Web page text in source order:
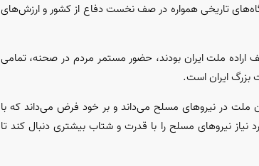
تاریخی همواره در صف نخست دفاع از کشور و ارزش‌های
ملت ایران بودند، حضور مستمر مردم در صحنه، تمامی
بزرگ ایران است.
ملت در نیروهای مسلح می‌داند و بر خود فرض می‌داند که با
نیروهای مسلح را با قدرت و شتاب بیشتری دنبال کند تا